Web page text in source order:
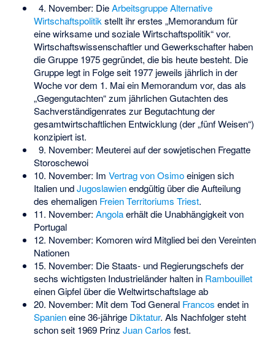
4. November: DieArbeitsgruppe Alternative
Wirtschaftspolitik stellt ihr erstes „Memorandum für
eine wirksame und soziale Wirtschaftspolitik“ vor.
Wirtschaftswissenschaftler und Gewerkschafter haben
die Gruppe 1975 gegründet, die bis heute besteht. Die
Gruppe legt in Folge seit 1977 jeweils jährlich in der
Woche vor dem 1. Mai ein Memorandum vor, das als
„Gegengutachten“ zum jährlichen Gutachten des
Sachverständigenrates zur Begutachtung der
gesamtwirtschaftlichen Entwicklung (der „fünf Weisen“)
konzipiert ist.
9. November: Meuterei auf der sowjetischen Fregatte
Storoschewoi
10. November: Im Vertrag von Osimoeinigen sich
Italien undJugoslawienendgültig über die Aufteilung
des ehemaligen Freien Territoriums Triest.
11. November: Angolaerhält die Unabhängigkeit von
Portugal
12. November: Komoren wird Mitglied bei den Vereinten
Nationen
15. November: Die Staats- und Regierungschefs der
sechs wichtigsten Industrieländer halten in Rambouillet
einen Gipfel über die Weltwirtschaftslage ab
20. November: Mit dem Tod General Francos endet in
Spanieneine 36-jährige Diktatur. Als Nachfolger steht
schon seit 1969 Prinz Juan Carlos fest.